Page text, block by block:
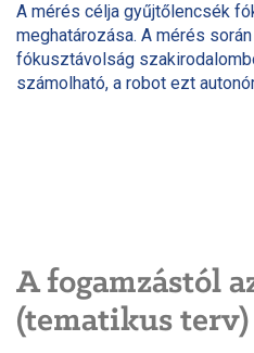
A mérés célja gyűjtőlencsék
meghatározása. A mérés
fókusztávolság
számolható, a robot ezt
A fogamzástól
(tematikus terv)